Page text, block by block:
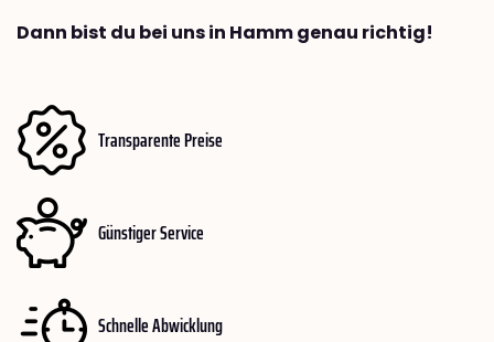
Dann bist du bei uns in Hamm genau richtig!
Transparente Preise
Günstiger Service
Schnelle Abwicklung